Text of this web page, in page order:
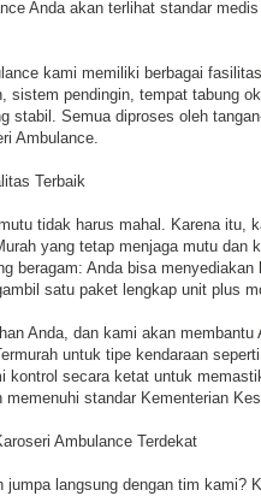
Anda akan terlihat standar
kami memiliki berbagai
sistem pendingin, tempat tabung
stabil. Semua diproses oleh
Ambulance.
Terbaik
tidak harus mahal. Karena itu,
yang tetap menjaga mutu dan
beragam: Anda bisa
satu paket lengkap unit plus
Anda, dan kami akan
untuk tipe kendaraan
kontrol secara ketat untuk
memenuhi standar Kementerian
Ambulance Terdekat
jumpa langsung dengan tim kami?